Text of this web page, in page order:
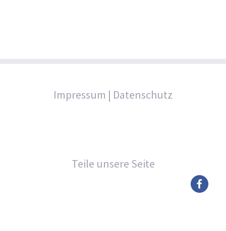
Impressum | Datenschutz
Teile unsere Seite